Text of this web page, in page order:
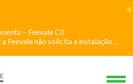
– Feevale CII
não solicita a instalação de aplicativos